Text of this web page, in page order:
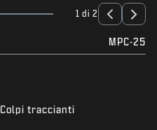
1 di 2
MPC-25
Colpi traccianti